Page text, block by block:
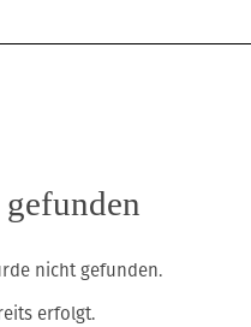
nicht gefunden.
erfolgt.